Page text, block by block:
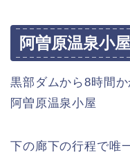
阿曽原温泉小屋
黒部ダムから8時間
阿曽原温泉小屋
下の廊下の行程で唯